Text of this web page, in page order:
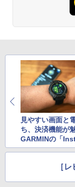
見やすい画面と
ち、決済機能が
GARMINの「
3 AMOLED」を
［